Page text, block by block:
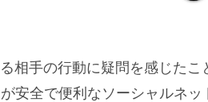
相手の行動に疑問を感じたこ
安全で便利なソーシャルネ